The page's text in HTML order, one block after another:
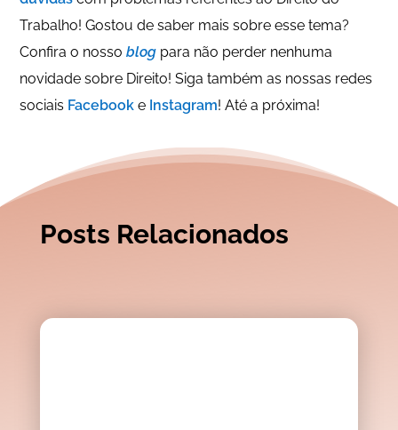
Trabalho! Gostou de saber mais sobre esse tema?
Confira o nosso blog para não perder nenhuma
novidade sobre Direito! Siga também as nossas redes
sociais Facebook e Instagram! Até a próxima!
Posts Relacionados